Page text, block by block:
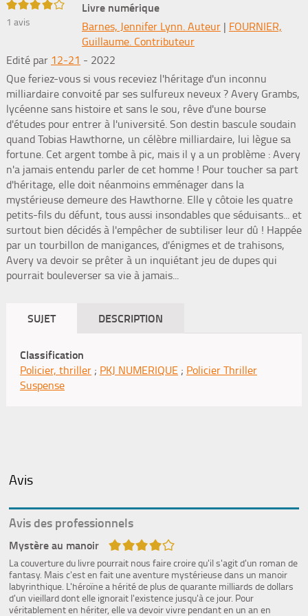
4/5
1 avis
Livre numérique
Barnes, Jennifer Lynn. Auteur | FOURNIER,
Guillaume. Contributeur
Edité par 12-21 - 2022
Que feriez-vous si vous receviez l'héritage d'un inconnu
milliardaire convoité par ses sulfureux neveux ? Avery Grambs,
lycéenne sans histoire et sans le sou, rêve d'une bourse
d'études pour entrer à l'université. Son destin bascule soudain
quand Tobias Hawthorne, un célèbre milliardaire, lui lègue sa
fortune. Cet argent tombe à pic, mais il y a un problème : Avery
n'a jamais entendu parler de cet homme ! Pour toucher sa part
d'héritage, elle doit néanmoins emménager dans la
mystérieuse demeure des Hawthorne. Elle y côtoie les quatre
petits-fils du défunt, tous aussi insondables que séduisants... et
surtout bien décidés à l'empêcher de subtiliser leur dû ! Happée
par un tourbillon de manigances, d'énigmes et de trahisons,
Avery va devoir se prêter à un inquiétant jeu de dupes qui
pourrait bouleverser sa vie à jamais...
SUJET DESCRIPTION
Classification
Policier, thriller ; PKJ NUMERIQUE ; Policier Thriller
Suspense
Avis
Avis des professionnels
Mystère au manoir 4/5
La couverture du livre pourrait nous faire croire qu'il s'agit d'un roman de
fantasy. Mais c'est en fait une aventure mystérieuse dans un manoir
labyrinthique. L'héroïne a hérité de plus de quarante milliards de dollars
d'un vieillard dont elle ignorait l'existence jusqu'à ce jour. Pour
véritablement en hériter, elle va devoir vivre pendant en un an en